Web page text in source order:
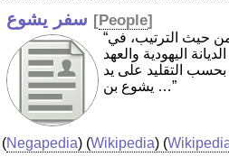
سفر يشوع [People]
“سفر يشوع هو سادس سفر من حيث الترتيب، في
اليهودية والعهد
التقليد على يد
يشوع بن …”
(Negapedia) (Wikipedia) (